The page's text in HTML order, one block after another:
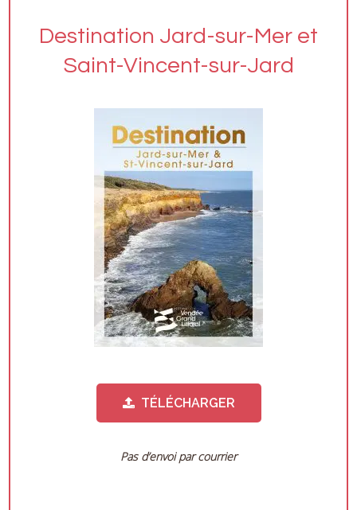
Destination Jard-sur-Mer et
Saint-Vincent-sur-Jard
TÉLÉCHARGER
Pas d’envoi par courrier